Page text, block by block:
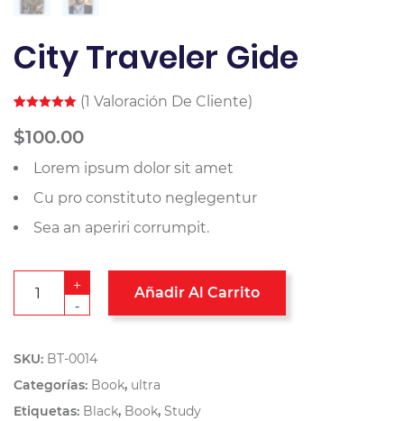
City Traveler Gide
5.00sobre
5 basado
puntuación
(1 Valoración De Cliente)
$100.00
Lorem ipsum dolor sit amet
Cu pro constituto neglegentur
Sea an aperiri corrumpit.
-
+ Añadir Al Carrito
SKU: BT-0014
Categorías: Book, ultra
Etiquetas: Black, Book, Study